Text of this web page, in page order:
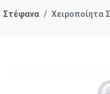
Στέφανα Χειροποίητα